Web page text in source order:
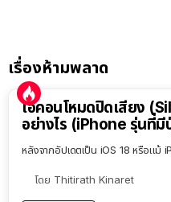
เรื่องห้ามพลาด
ไอคอนโหมดปิดเสียง
อย่างไร (iPhone รุ่นที่
หลังจากอัปเดตเป็น iOS 18 หรือแม้
โดย Thitirath Kinaret